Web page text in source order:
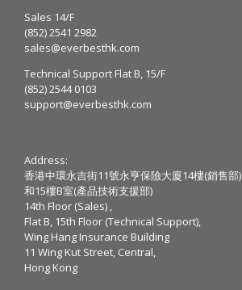
Sales 14/F
(852) 2541 2982
sales@everbesthk.com
Technical Support Flat B, 15/F
(852) 2544 0103
support@everbesthk.com
Address:
香港中環永吉街11號永亨保險大廈14樓(銷售部)
和15樓B室(產品技術支援部)
14th Floor (Sales) ,
Flat B, 15th Floor (Technical Support),
Wing Hang Insurance Building
11 Wing Kut Street, Central,
Hong Kong